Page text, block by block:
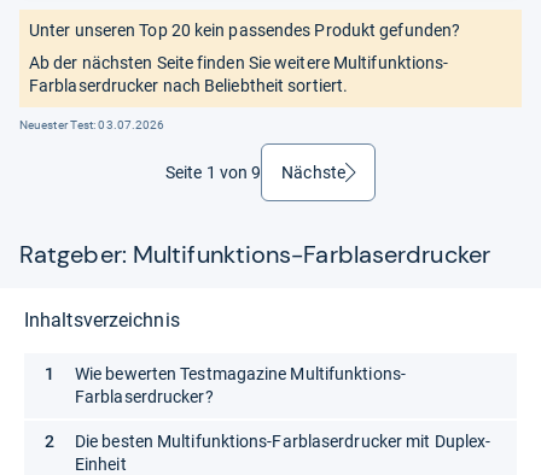
Unter unseren Top 20 kein passendes Produkt gefunden?
Ab der nächsten Seite finden Sie weitere Multifunktions-
Farblaserdrucker nach Beliebtheit sortiert.
Neuester Test:03.07.2026
Seite 1 von 9 Nächsteweiter
Ratgeber: Multifunktions-Farblaserdrucker
Inhaltsverzeichnis
Wie bewerten Testmagazine Multifunktions-
Farblaserdrucker?
Die besten Multifunktions-Farblaserdrucker mit Duplex-
Einheit